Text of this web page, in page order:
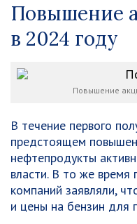
Повышение
в 2024 году
Повышение
В течение первого
предстоящем
нефтепродукты
власти. В то же время
компаний заявляли,
и цены на бензин для